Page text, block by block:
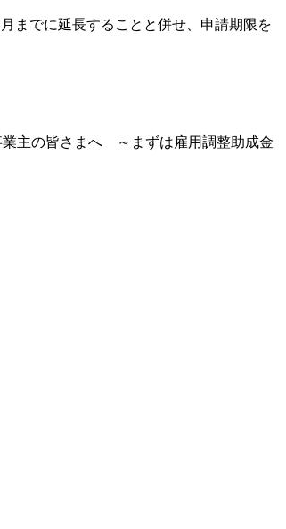
までに延長することと併せ、申請期限を
主の皆さまへ ～まずは雇用調整助成金